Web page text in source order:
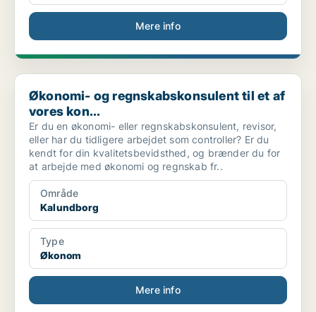
Mere info
Økonomi- og regnskabskonsulent til et af vores kon...
Økonomi- og regnskabskonsulent til et af
vores kon...
Er du en økonomi- eller regnskabskonsulent, revisor,
eller har du tidligere arbejdet som controller? Er du
kendt for din kvalitetsbevidsthed, og brænder du for
at arbejde med økonomi og regnskab fr..
Område
Kalundborg
Type
Økonom
Mere info